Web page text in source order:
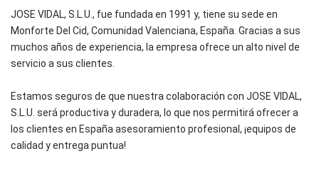
JOSE VIDAL, S.L.U., fue fundada en 1991 y, tiene su sede en
Monforte Del Cid, Comunidad Valenciana, España. Gracias a sus
muchos años de experiencia, la empresa ofrece un alto nivel de
servicio a sus clientes.
Estamos seguros de que nuestra colaboración con JOSE VIDAL,
S.L.U. será productiva y duradera, lo que nos permitirá ofrecer a
los clientes en España asesoramiento profesional, ¡equipos de
calidad y entrega puntua!